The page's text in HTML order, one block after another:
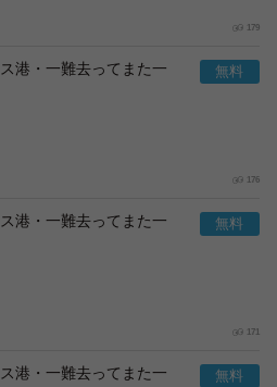
179
港・一難去ってまた一
176
港・一難去ってまた一
171
港・一難去ってまた一